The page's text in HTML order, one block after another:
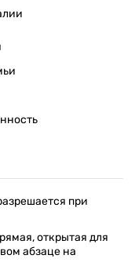
при
открытая для
абзаце на